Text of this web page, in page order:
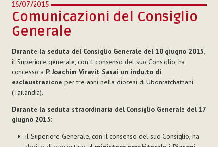
MISSIONE
NEF
MEDIATECA
P. AUGUSTO ETCHECOPAR
15/07/2015
Comunicazioni del Consiglio
Generale
Durante la seduta del Consiglio Generale del 10 giugno 2015,
il Superiore generale, con il consenso del suo Consiglio, ha
concesso a P. Joachim Viravit Sasai un indulto di
esclaustrazione per tre anni nella diocesi di Ubonratchathani
(Tailandia).
Durante la seduta straordinaria del Consiglio Generale del 17
giugno 2015:
il Superiore Generale, con il consenso del suo Consiglio, ha